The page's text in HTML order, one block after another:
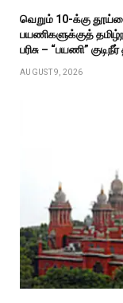
வெறும் ₹10-க்கு
பயணிகளுக்குத்
பரிசு – “பயணி”
AUGUST 9, 2026